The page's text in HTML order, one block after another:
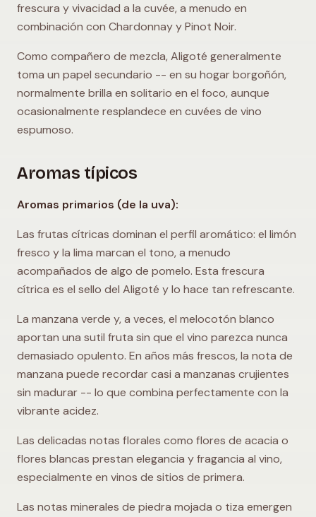
frescura y vivacidad a la cuvée, a menudo en
combinación con Chardonnay y Pinot Noir.
Como compañero de mezcla, Aligoté generalmente
toma un papel secundario -- en su hogar borgoñón,
normalmente brilla en solitario en el foco, aunque
ocasionalmente resplandece en cuvées de vino
espumoso.
Aromas típicos
Aromas primarios (de la uva):
Las frutas cítricas dominan el perfil aromático: el limón
fresco y la lima marcan el tono, a menudo
acompañados de algo de pomelo. Esta frescura
cítrica es el sello del Aligoté y lo hace tan refrescante.
La manzana verde y, a veces, el melocotón blanco
aportan una sutil fruta sin que el vino parezca nunca
demasiado opulento. En años más frescos, la nota de
manzana puede recordar casi a manzanas crujientes
sin madurar -- lo que combina perfectamente con la
vibrante acidez.
Las delicadas notas florales como flores de acacia o
flores blancas prestan elegancia y fragancia al vino,
especialmente en vinos de sitios de primera.
Las notas minerales de piedra mojada o tiza emergen